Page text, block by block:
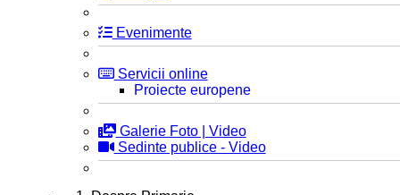
Evenimente
Servicii online
Proiecte europene
Galerie Foto | Video
Sedinte publice - Video